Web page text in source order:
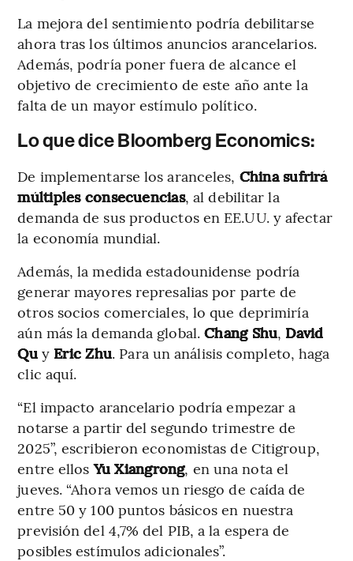
La mejora del sentimiento podría debilitarse
ahora tras los últimos anuncios arancelarios.
Además, podría poner fuera de alcance el
objetivo de crecimiento de este año ante la
falta de un mayor estímulo político.
Lo que dice Bloomberg Economics:
De implementarse los aranceles, China sufrirá
múltiples consecuencias, al debilitar la
demanda de sus productos en EE.UU. y afectar
la economía mundial.
Además, la medida estadounidense podría
generar mayores represalias por parte de
otros socios comerciales, lo que deprimiría
aún más la demanda global.Chang Shu, David
Quy Eric Zhu. Para un análisis completo, haga
clic aquí.
“El impacto arancelario podría empezar a
notarse a partir del segundo trimestre de
2025”, escribieron economistas de Citigroup,
entre ellosYu Xiangrong, en una nota el
jueves. “Ahora vemos un riesgo de caída de
entre 50 y 100 puntos básicos en nuestra
previsión del 4,7% del PIB, a la espera de
posibles estímulos adicionales”.